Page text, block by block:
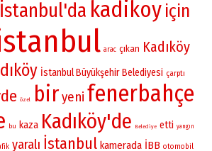
İstanbul'da kadikoy için
arac çıkan Kadıköy
İstanbul Büyükşehir Belediyesi çarptı
özel biryeni fenerbahçe
bu kaza Kadıköy'de Belediye etti yangın
yaralı İstanbul kamerada İBB otomobil